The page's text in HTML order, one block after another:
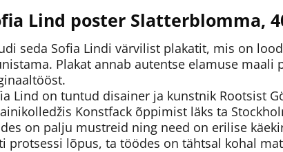
Lind poster Slatterblomma,
seda Sofia Lindi värvilist plakatit, mis on
Plakat annab autentse elamuse maali
Lind on tuntud disainer ja kunstnik Rootsist
Konstfack õppimist läks ta
on palju mustreid ning need on erilise
protsessi lõpus, ta töödes on tähtsal kohal